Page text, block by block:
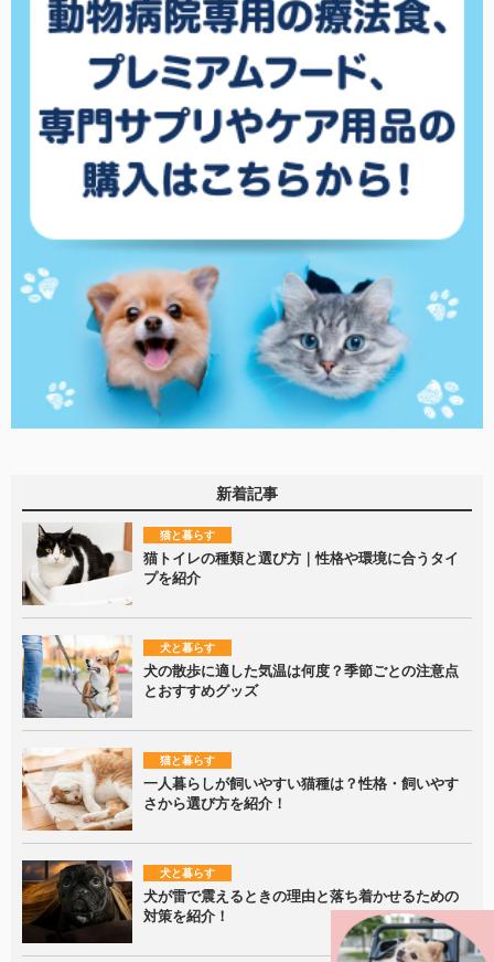
新着記事
猫と暮らす
猫トイレの種類と選び方｜性格や環境に合うタイ
プを紹介
犬と暮らす
犬の散歩に適した気温は何度？季節ごとの注意点
とおすすめグッズ
猫と暮らす
一人暮らしが飼いやすい猫種は？性格・飼いやす
さから選び方を紹介！
犬と暮らす
犬が雷で震えるときの理由と落ち着かせるための
対策を紹介！